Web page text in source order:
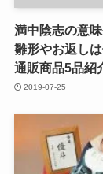
満中陰志の意
雛形やお返し
通販商品5品紹
2019-07-25